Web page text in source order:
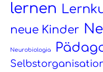
lernen
neue Kinder
Neurobiologia